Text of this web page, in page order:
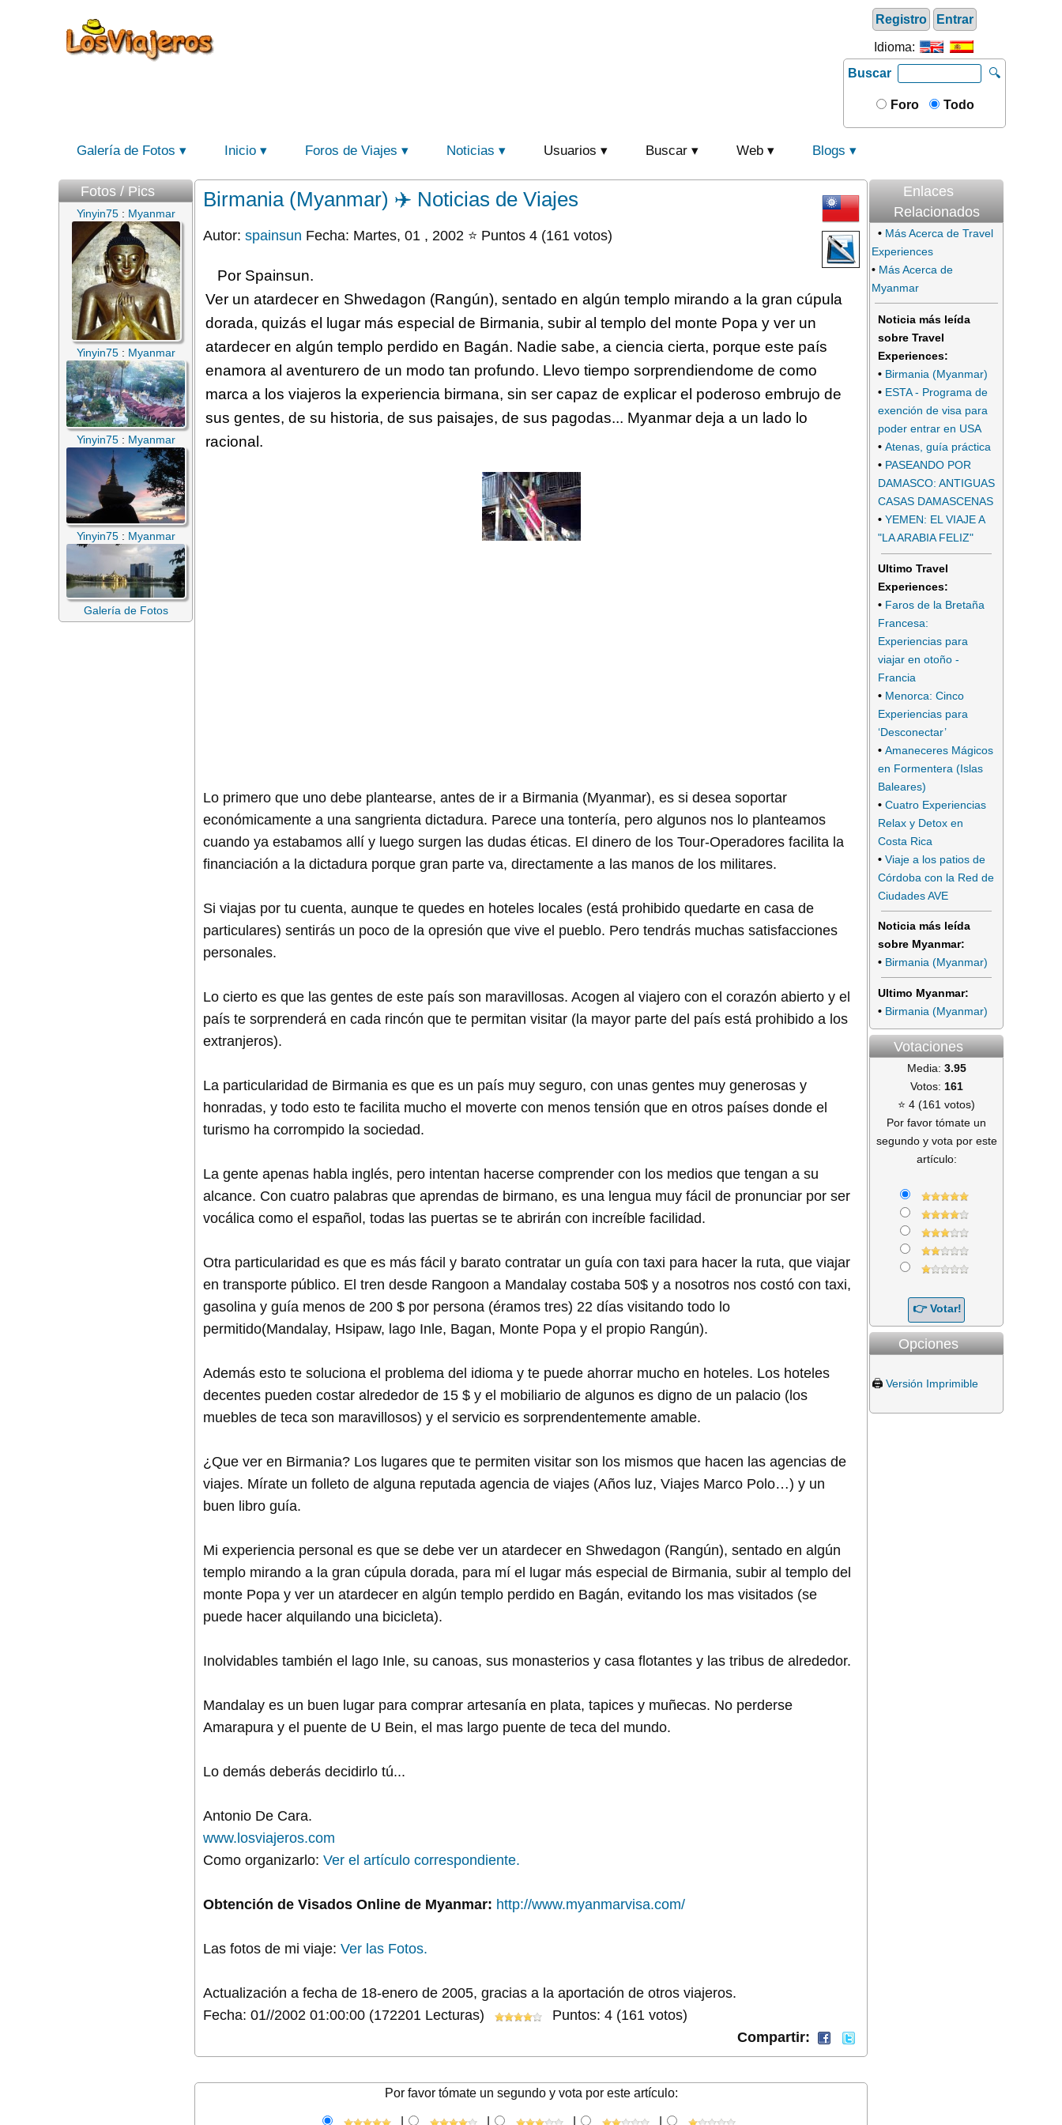
Registro Entrar
Idioma:
Buscar
🔍
Foro Todo
Galería de Fotos Inicio Foros de Viajes Noticias Usuarios Buscar Web Blogs
Fotos / Pics
Yinyin75: Myanmar
Yinyin75: Myanmar
Yinyin75: Myanmar
Yinyin75: Myanmar
Galería de Fotos
Birmania (Myanmar) ✈️ Noticias de Viajes
Autor: spainsun Fecha: Martes, 01 , 2002 ⭐ Puntos 4 (161 votos)
Por Spainsun.
Ver un atardecer en Shwedagon (Rangún), sentado en algún templo mirando a la gran cúpula
dorada, quizás el lugar más especial de Birmania, subir al templo del monte Popa y ver un
atardecer en algún templo perdido en Bagán. Nadie sabe, a ciencia cierta, porque este país
enamora al aventurero de un modo tan profundo. Llevo tiempo sorprendiendome de como
marca a los viajeros la experiencia birmana, sin ser capaz de explicar el poderoso embrujo de
sus gentes, de su historia, de sus paisajes, de sus pagodas... Myanmar deja a un lado lo
racional.
Lo primero que uno debe plantearse, antes de ir a Birmania (Myanmar), es si desea soportar
económicamente a una sangrienta dictadura. Parece una tontería, pero algunos nos lo planteamos
cuando ya estabamos allí y luego surgen las dudas éticas. El dinero de los Tour-Operadores facilita la
financiación a la dictadura porque gran parte va, directamente a las manos de los militares.
Si viajas por tu cuenta, aunque te quedes en hoteles locales (está prohibido quedarte en casa de
particulares) sentirás un poco de la opresión que vive el pueblo. Pero tendrás muchas satisfacciones
personales.
Lo cierto es que las gentes de este país son maravillosas. Acogen al viajero con el corazón abierto y el
país te sorprenderá en cada rincón que te permitan visitar (la mayor parte del país está prohibido a los
extranjeros).
La particularidad de Birmania es que es un país muy seguro, con unas gentes muy generosas y
honradas, y todo esto te facilita mucho el moverte con menos tensión que en otros países donde el
turismo ha corrompido la sociedad.
La gente apenas habla inglés, pero intentan hacerse comprender con los medios que tengan a su
alcance. Con cuatro palabras que aprendas de birmano, es una lengua muy fácil de pronunciar por ser
vocálica como el español, todas las puertas se te abrirán con increíble facilidad.
Otra particularidad es que es más fácil y barato contratar un guía con taxi para hacer la ruta, que viajar
en transporte público. El tren desde Rangoon a Mandalay costaba 50$ y a nosotros nos costó con taxi,
gasolina y guía menos de 200 $ por persona (éramos tres) 22 días visitando todo lo
permitido(Mandalay, Hsipaw, lago Inle, Bagan, Monte Popa y el propio Rangún).
Además esto te soluciona el problema del idioma y te puede ahorrar mucho en hoteles. Los hoteles
decentes pueden costar alrededor de 15 $ y el mobiliario de algunos es digno de un palacio (los
muebles de teca son maravillosos) y el servicio es sorprendentemente amable.
¿Que ver en Birmania? Los lugares que te permiten visitar son los mismos que hacen las agencias de
viajes. Mírate un folleto de alguna reputada agencia de viajes (Años luz, Viajes Marco Polo…) y un
buen libro guía.
Mi experiencia personal es que se debe ver un atardecer en Shwedagon (Rangún), sentado en algún
templo mirando a la gran cúpula dorada, para mí el lugar más especial de Birmania, subir al templo del
monte Popa y ver un atardecer en algún templo perdido en Bagán, evitando los mas visitados (se
puede hacer alquilando una bicicleta).
Inolvidables también el lago Inle, su canoas, sus monasterios y casa flotantes y las tribus de alrededor.
Mandalay es un buen lugar para comprar artesanía en plata, tapices y muñecas. No perderse
Amarapura y el puente de U Bein, el mas largo puente de teca del mundo.
Lo demás deberás decidirlo tú...
Antonio De Cara.
www.losviajeros.com
Como organizarlo: Ver el artículo correspondiente.
Obtención de Visados Online de Myanmar: http://www.myanmarvisa.com/
Las fotos de mi viaje: Ver las Fotos.
Actualización a fecha de 18-enero de 2005, gracias a la aportación de otros viajeros.
Fecha: 01//2002 01:00:00 (172201 Lecturas)
Puntos: 4 (161 votos)
Compartir:
Por favor tómate un segundo y vota por este artículo:
Enlaces
Relacionados
• Más Acerca de Travel
Experiences
• Más Acerca de
Myanmar
Noticia más leída
sobre Travel
Experiences:
• Birmania (Myanmar)
• ESTA - Programa de
exención de visa para
poder entrar en USA
• Atenas, guía práctica
• PASEANDO POR
DAMASCO: ANTIGUAS
CASAS DAMASCENAS
• YEMEN: EL VIAJE A
"LA ARABIA FELIZ"
Ultimo Travel
Experiences:
• Faros de la Bretaña
Francesa:
Experiencias para
viajar en otoño -
Francia
• Menorca: Cinco
Experiencias para
‘Desconectar’
• Amaneceres Mágicos
en Formentera (Islas
Baleares)
• Cuatro Experiencias
Relax y Detox en
Costa Rica
• Viaje a los patios de
Córdoba con la Red de
Ciudades AVE
Noticia más leída
sobre Myanmar:
• Birmania (Myanmar)
Ultimo Myanmar:
• Birmania (Myanmar)
Votaciones
Media: 3.95
Votos: 161
⭐ 4 (161 votos)
Por favor tómate un
segundo y vota por este
artículo:
Opciones
🖨️ Versión Imprimible